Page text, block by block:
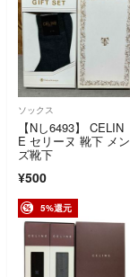
ソックス
【Nし6493】 CELIN
E セリーヌ 靴下 メン
ズ靴下
¥500
5%還元